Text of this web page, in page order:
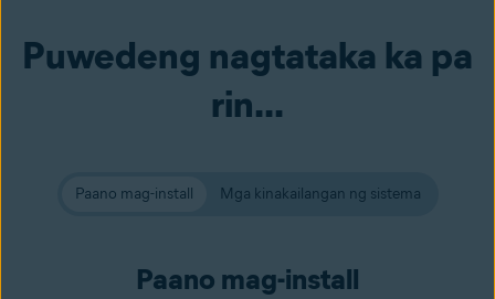
Puwedeng nagtataka ka pa
rin...
Paano mag-install Mga kinakailangan ng sistema
Paano mag-install